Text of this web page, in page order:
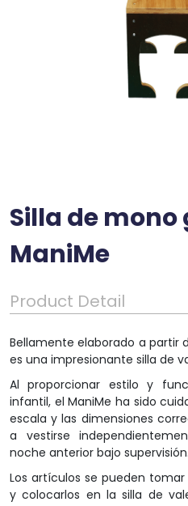
Silla de
ManiMe
Product Detail
Bellamente elaborado a partir
es una impresionante silla de
Al proporcionar estilo y
infantil, el ManiMe ha sido
escala y las dimensiones
a vestirse
noche anterior bajo supervisión.
Los artículos se pueden
y colocarlos en la silla de